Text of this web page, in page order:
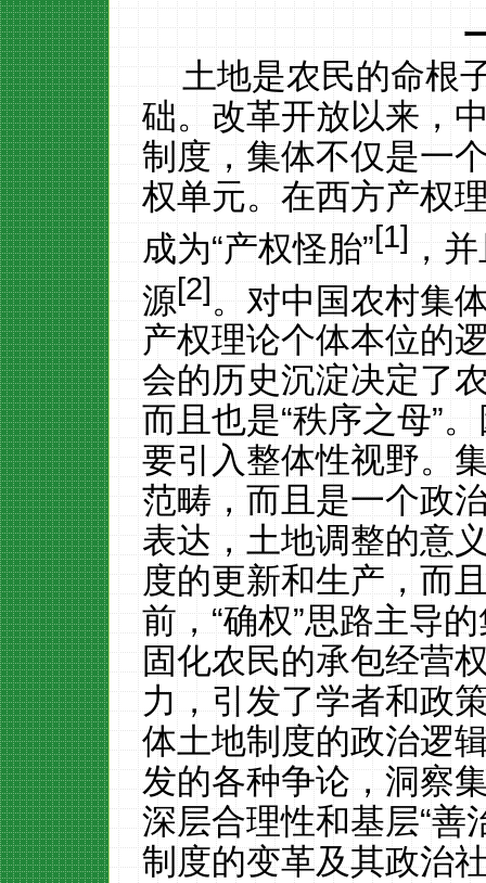
土地是农民的命根
础。改革开放以来，
制度，集体不仅是一
权单元。在西方产权
成为“产权怪胎”[1]，
源[2]。对中国农村集
产权理论个体本位的
会的历史沉淀决定了
而且也是“秩序之母”
要引入整体性视野。
范畴，而且是一个政
表达，土地调整的意
度的更新和生产，而
前，“确权”思路主导
固化农民的承包经营
力，引发了学者和政
体土地制度的政治逻
发的各种争论，洞察
深层合理性和基层“善
制度的变革及其政治